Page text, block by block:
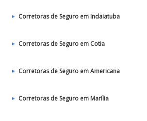
Corretoras de Seguro em Indaiatuba
Corretoras de Seguro em Cotia
Corretoras de Seguro em Americana
Corretoras de Seguro em Marília